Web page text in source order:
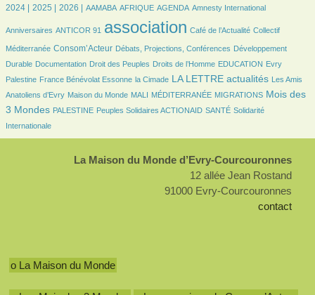
2024 |
836/3499
2025 |
997/3499 2026 |
87/3499 AAMABA
161/3499 AFRIQUE
457/3499 AGENDA
6/3499 Amnesty International
43/3499
Anniversaires ANTICOR 91 association Café de l’Actualité Collectif
Méditerranée
874/3499 Consom’Acteur
185/3499 Débats, Projections, Conférences
273/3499
Développement
Durable
55/3499Documentation
24/3499 Droit des Peuples
165/3499 Droits de l’Homme
45/3499 EDUCATION
6/3499
Evry
Palestine
223/3499France Bénévolat Essonne
51/3499 la Cimade
1247/3499 LA LETTRE actualités
32/3499
Les Amis
Anatoliens d’Evry
123/3499 Maison du Monde
40/3499 MALI
6/3499 MÉDITERRANÉE
206/3499 MIGRATIONS
1210/3499
Mois des
3 Mondes
78/3499 PALESTINE
107/3499 Peuples Solidaires ACTIONAID
127/3499 SANTÉ
261/3499
Solidarité
Internationale
La Maison du Monde d’Evry-Courcouronnes
12 allée Jean Rostand
91000 Evry-Courcouronnes
contact
o La Maison du Monde